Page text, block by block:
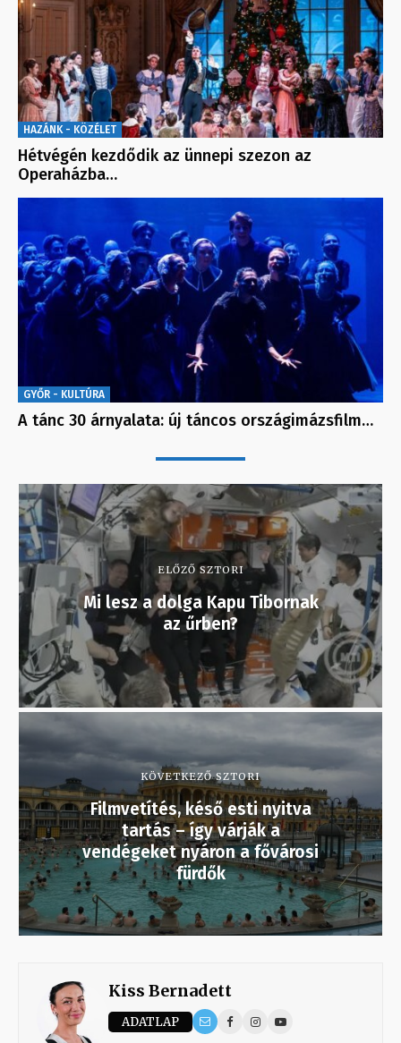
HAZÁNK - KÖZÉLET
Hétvégén kezdődik az ünnepi szezon az
Operaházba…
GYŐR - KULTÚRA
A tánc 30 árnyalata: új táncos országimázsfilm…
ELŐZŐ SZTORI
Mi lesz a dolga Kapu Tibornak
az űrben?
KÖVETKEZŐ SZTORI
Filmvetítés, késő esti nyitva
tartás – így várják a
vendégeket nyáron a fővárosi
fürdők
Kiss Bernadett
ADATLAP